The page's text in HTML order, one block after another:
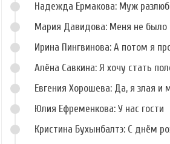
Надежда Ермакова: Муж
Мария Давидова: Меня не
Ирина Пингвинова: А потом я
Алёна Савкина: Я хочу стать
Евгения Хорошева: Да, я злая и
Юлия Ефременкова: У нас гости
Кристина Бухынбалтэ: С днём